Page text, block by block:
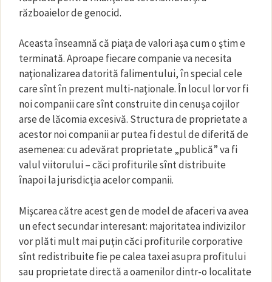
războaielor de genocid.
Aceasta înseamnă că piaţa de valori aşa cum o ştim e
terminată. Aproape fiecare companie va necesita
naţionalizarea datorită falimentului, în special cele
care sînt în prezent multi-naţionale. În locul lor vor fi
noi companii care sînt construite din cenuşa cojilor
arse de lăcomia excesivă. Structura de proprietate a
acestor noi companii ar putea fi destul de diferită de
asemenea: cu adevărat proprietate „publică” va fi
valul viitorului – căci profiturile sînt distribuite
înapoi la jurisdicţia acelor companii.
Mişcarea către acest gen de model de afaceri va avea
un efect secundar interesant: majoritatea indivizilor
vor plăti mult mai puţin căci profiturile corporative
sînt redistribuite fie pe calea taxei asupra profitului
sau proprietate directă a oamenilor dintr-o localitate